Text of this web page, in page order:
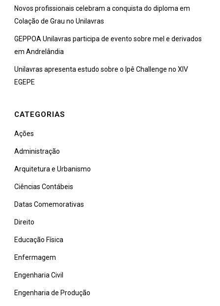
Novos profissionais celebram a conquista do diploma em
Colação de Grau no Unilavras
GEPPOA Unilavras participa de evento sobre mel e derivados
em Andrelândia
Unilavras apresenta estudo sobre o Ipê Challenge no XIV
EGEPE
CATEGORIAS
Ações
Administração
Arquitetura e Urbanismo
Ciências Contábeis
Datas Comemorativas
Direito
Educação Física
Enfermagem
Engenharia Civil
Engenharia de Produção